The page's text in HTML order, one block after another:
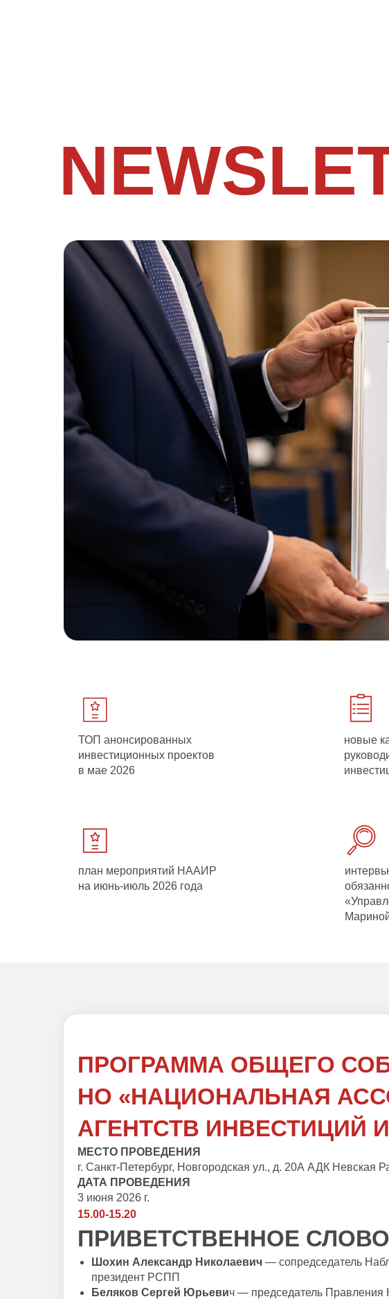
новые
план мероприятий НААИР
на июнь-июль 2026 года
ТОП анонсированных
инвестиционных проектов
в мае 2026
ПРОГРАММА ОБЩЕГО
НО «НАЦИОНАЛЬНАЯ
АГЕНТСТВ ИНВЕСТИЦИЙ
МЕСТО ПРОВЕДЕНИЯ
г. Санкт-Петербург, Новгородская ул., д. 20А АДК Невская
ДАТА ПРОВЕДЕНИЯ
3 июня 2026 г.
15.00-15.20
ПРИВЕТСТВЕННОЕ СЛОВО
Шохин Александр Николаевич — сопредседатель
президент РСПП
Беляков Сергей Юрьевич — председатель